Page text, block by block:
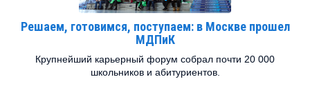
Решаем, готовимся, поступаем: в Москве прошел
МДПиК
Крупнейший карьерный форум собрал почти 20 000
школьников и абитуриентов.